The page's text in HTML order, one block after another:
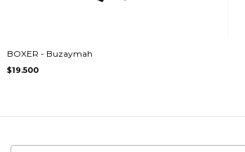
BOXER - Buzaymah
$19.500